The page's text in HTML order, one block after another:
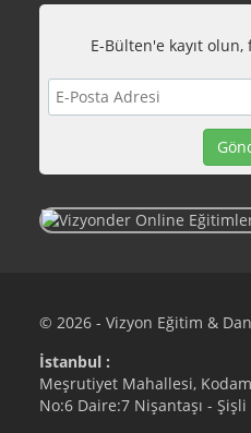
E-Bülten'e kayıt olun,
© 2026 - Vizyon Eğitim &
İstanbul :
Meşrutiyet Mahallesi,
No:6 Daire:7 Nişantaşı -